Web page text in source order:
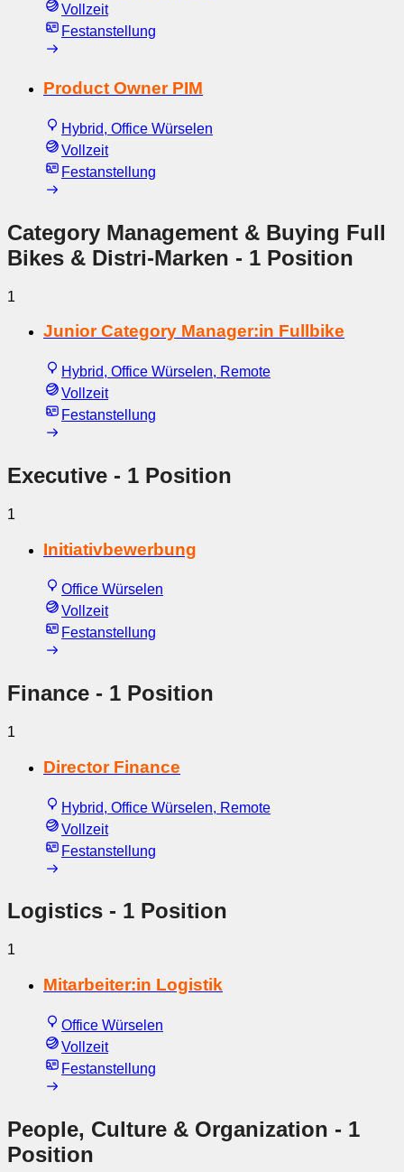
Vollzeit
Festanstellung
Product Owner PIM
Hybrid, Office Würselen
Vollzeit
Festanstellung
Category Management & Buying Full
Bikes & Distri-Marken - 1 Position
1
Junior Category Manager:in Fullbike
Hybrid, Office Würselen, Remote
Vollzeit
Festanstellung
Executive - 1 Position
1
Initiativbewerbung
Office Würselen
Vollzeit
Festanstellung
Finance - 1 Position
1
Director Finance
Hybrid, Office Würselen, Remote
Vollzeit
Festanstellung
Logistics - 1 Position
1
Mitarbeiter:in Logistik
Office Würselen
Vollzeit
Festanstellung
People, Culture & Organization - 1
Position